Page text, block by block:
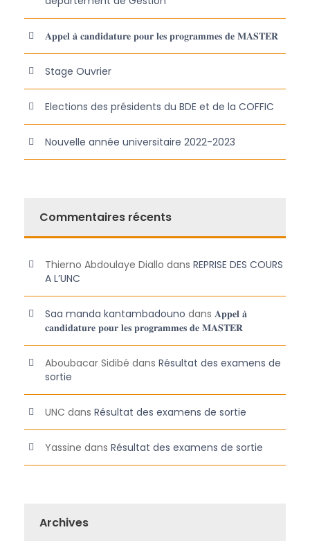
𝐀𝐩𝐩𝐞𝐥 𝐚̀ 𝐜𝐚𝐧𝐝𝐢𝐝𝐚𝐭𝐮𝐫𝐞 𝐩𝐨𝐮𝐫 𝐥𝐞𝐬 𝐩𝐫𝐨𝐠𝐫𝐚𝐦𝐦𝐞𝐬 𝐝𝐞 𝐌𝐀𝐒𝐓𝐄𝐑
Stage Ouvrier
Elections des présidents du BDE et de la COFFIC
Nouvelle année universitaire 2022-2023
Commentaires récents
Thierno Abdoulaye Diallo dans REPRISE DES COURS
A L’UNC
Saa manda kantambadouno dans 𝐀𝐩𝐩𝐞𝐥 𝐚̀
𝐜𝐚𝐧𝐝𝐢𝐝𝐚𝐭𝐮𝐫𝐞 𝐩𝐨𝐮𝐫 𝐥𝐞𝐬 𝐩𝐫𝐨𝐠𝐫𝐚𝐦𝐦𝐞𝐬 𝐝𝐞 𝐌𝐀𝐒𝐓𝐄𝐑
Aboubacar Sidibé dans Résultat des examens de
sortie
UNC dans Résultat des examens de sortie
Yassine dans Résultat des examens de sortie
Archives